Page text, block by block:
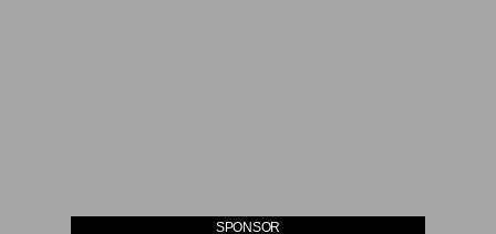
SPONSOR